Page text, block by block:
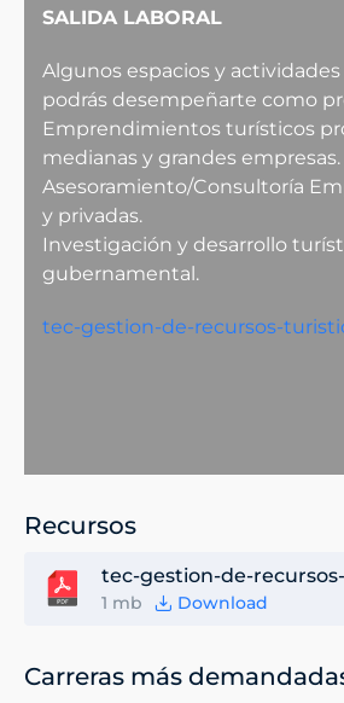
SALIDA LABORAL
Algunos espacios y
podrás desempeñarte como
Emprendimientos turísticos
medianas y grandes empresas.
Asesoramiento/Consultoría
y privadas.
Investigación y desarrollo
gubernamental.
tec-gestion-de-recursos-
Recursos
tec-gestion-de-
1 mb Download
Carreras más